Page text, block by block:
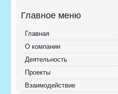
Главное меню
Главная
О компании
Деятельность
Проекты
Взаимодействие